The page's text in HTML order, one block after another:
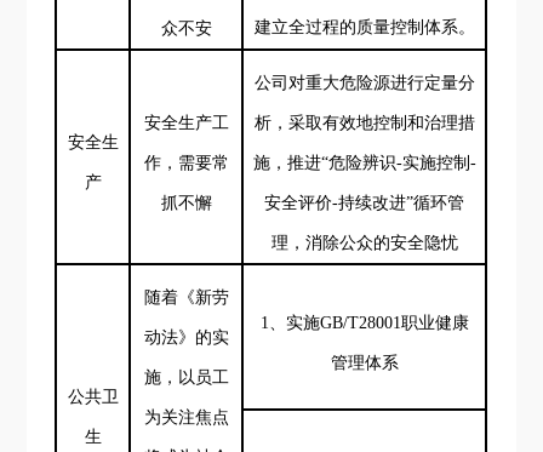
众不安 建立全过程的质量控制体系。
安全生
产
安全生产工
作，需要常
抓不懈
公司对重大危险源进行定量分
析，采取有效地控制和治理措
施，推进“危险辨识-实施控制-
安全评价-持续改进”循环管
理，消除公众的安全隐忧
公共卫
生
随着《新劳
动法》的实
施，以员工
为关注焦点
1、实施GB/T28001职业健康
管理体系